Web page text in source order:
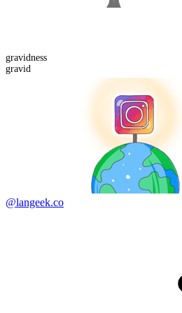
gravidness
gravid
@langeek.co